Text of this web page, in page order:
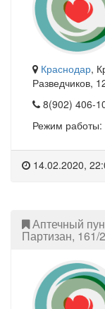
Краснодар,
Разведчиков,
8(902) 406-
Режим работы:
14.02.2020,
Аптечный
Партизан, 161/